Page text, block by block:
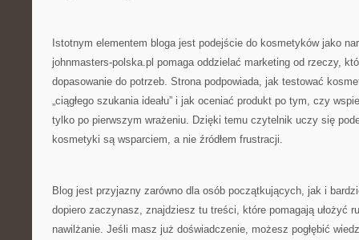
Istotnym elementem bloga jest podejście do kosmetyków jako
johnmasters-polska.pl pomaga oddzielać marketing od rzeczy,
dopasowanie do potrzeb. Strona podpowiada, jak testować
„ciągłego szukania ideału” i jak oceniać produkt po tym, czy
tylko po pierwszym wrażeniu. Dzięki temu czytelnik uczy się
kosmetyki są wsparciem, a nie źródłem frustracji.
Blog jest przyjazny zarówno dla osób początkujących, jak i
dopiero zaczynasz, znajdziesz tu treści, które pomagają ułożyć
nawilżanie. Jeśli masz już doświadczenie, możesz pogłębić